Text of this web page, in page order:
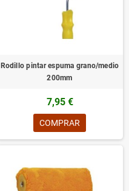
Rodillo pintar espuma grano/medio
200mm
7,95 €
COMPRAR